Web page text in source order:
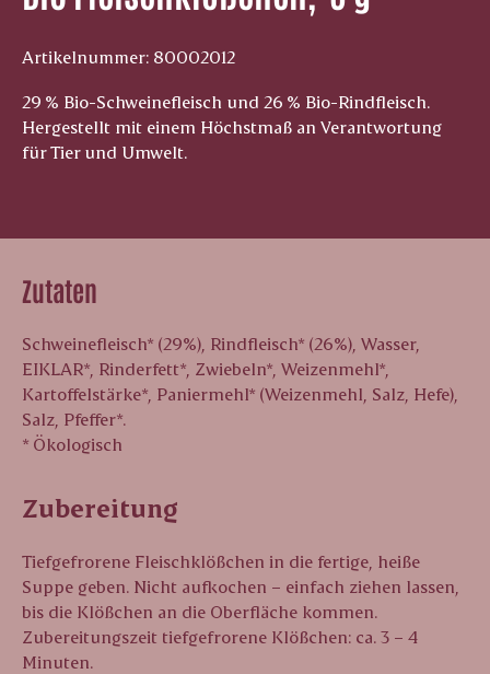
Artikelnummer: 80002012
29 % Bio-Schweinefleisch und 26 % Bio-Rindfleisch.
Hergestellt mit einem Höchstmaß an Verantwortung
für Tier und Umwelt.
Zutaten
Schweinefleisch* (29%), Rindfleisch* (26%), Wasser,
EIKLAR*, Rinderfett*, Zwiebeln*, Weizenmehl*,
Kartoffelstärke*, Paniermehl* (Weizenmehl, Salz, Hefe),
Salz, Pfeffer*.
* Ökologisch
Zubereitung
Tiefgefrorene Fleischklößchen in die fertige, heiße
Suppe geben. Nicht aufkochen – einfach ziehen lassen,
bis die Klößchen an die Oberfläche kommen.
Zubereitungszeit tiefgefrorene Klößchen: ca. 3 – 4
Minuten.